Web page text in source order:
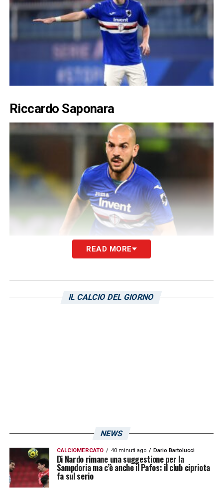
Riccardo Saponara
Emiliano Rigoni
READ MORE
IL CALCIO DEL GIORNO
NEWS
CALCIOMERCATO 40 minuti ago Dario Bartolucci
Di Nardo rimane una suggestione per la
Sampdoria ma c’è anche il Pafos: il club cipriota
fa sul serio